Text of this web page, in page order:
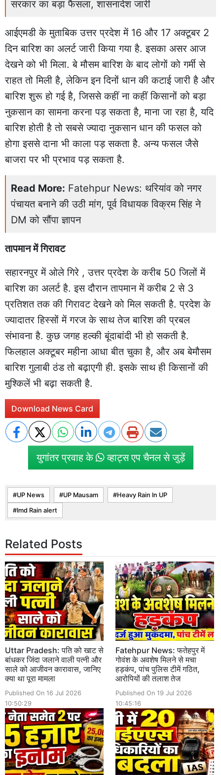
सरकार का बड़ा फैसला, शासनादेश जारी
आईएमडी के मुताबिक उत्तर प्रदेश में 16 और 17 अक्टूबर 2
दिन बारिश का अलर्ट जारी किया गया है. इसका असर आज
देखने को भी मिला. बे मौसम बारिश के बाद लोगों को गर्मी से
राहत तो मिली है, लेकिन इन दिनों धान की कटाई जारी है और
बारिश शुरू हो गई है, जिससे कहीं ना कहीं किसानों को बड़ा
नुकसान का सामना करना पड़ सकता है, माना जा रहा है, यदि
बारिश होती है तो सबसे ज्यादा नुकसान धान की फसल को
होगा इससे दाना भी काला पड़ सकता है. अन्य फसल जैसे
बाजरा पर भी प्रभाव पड़ सकता है.
Read More: Fatehpur News: थरियांव को नगर
पंचायत बनाने की उठी मांग, पूर्व विधायक विक्रम सिंह ने
DM को सौंपा ज्ञापन
तापमान में गिरावट
सहारनपुर में ओले गिरे , उत्तर प्रदेश के करीब 50 जिलों में
बारिश का अलर्ट है. इस दौरान तापमान में करीब 2 से 3
प्रतिशत तक की गिरावट देखने को मिल सकती है. प्रदेश के
ज्यादातर हिस्सों में गरज के साथ तेज बारिश की प्रबल
संभावना है. कुछ जगह हल्की बूंदाबांदी भी हो सकती है.
फिलहाल अक्टूबर महीना आधा बीत चुका है, और अब बेमौसम
बारिश गुलाबी ठंड तो बढ़ाएगी ही. इसके साथ ही किसानों की
मुश्किलें भी बढ़ा सकती है.
Download News Card
युगांतर प्रवाह के व्हाट्स एप चैनल से जुड़ें
UP News UP Mausam Heavy Rain In UP
Imd Rain alert
Related Posts
Uttar Pradesh: पति को खाट से
बांधकर जिंदा जलाने वाली पत्नी और
साले को आजीवन कारावास, जानिए
क्या था पूरा मामला
Published On 16 Jul 2026
10:50:29
Fatehpur News: फतेहपुर में
गोवंश के अवशेष मिलने से मचा
हड़कंप, पांच पुलिस टीमें गठित,
आरोपियों की तलाश तेज
Published On 19 Jul 2026
10:45:16